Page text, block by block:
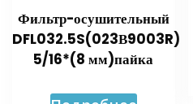
Фильтр-осушительный
DFL032.5S(023В9003R)
5/16*(8 мм)пайка